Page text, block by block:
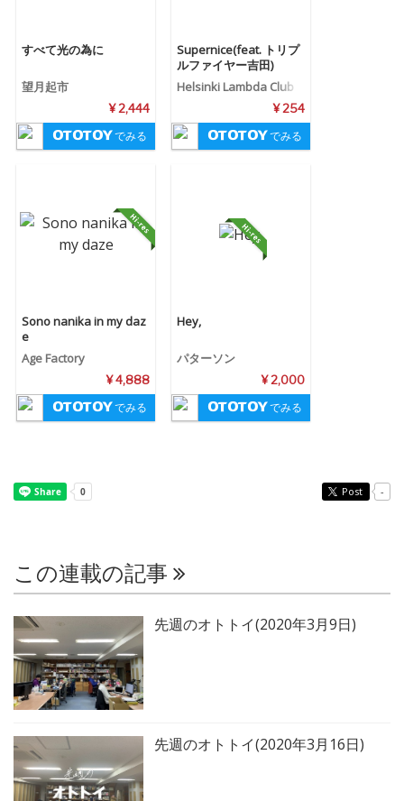
すべて光の為に
望月起市
¥ 2,444
でみる
Supernice(feat. トリプ
ルファイヤー吉田)
Helsinki Lambda Club
¥ 254
でみる
Sono nanika in my daz
e
Age Factory
¥ 4,888
でみる
Hey,
パターソン
¥ 2,000
でみる
Post -
この連載の記事
先週のオトトイ(2020年3月9日)
先週のオトトイ(2020年3月16日)